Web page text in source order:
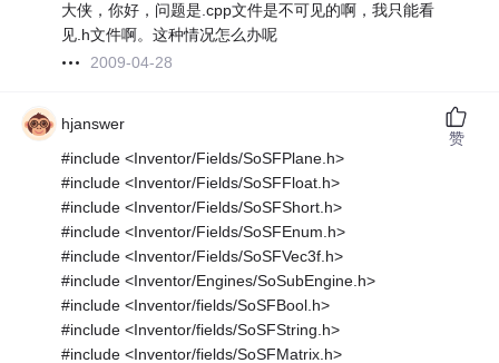
大侠，你好，问题是.cpp文件是不可见的啊，我只能看
见.h文件啊。这种情况怎么办呢
2009-04-28
hjanswer
#include <Inventor/Fields/SoSFPlane.h>
#include <Inventor/Fields/SoSFFloat.h>
#include <Inventor/Fields/SoSFShort.h>
#include <Inventor/Fields/SoSFEnum.h>
#include <Inventor/Fields/SoSFVec3f.h>
#include <Inventor/Engines/SoSubEngine.h>
#include <Inventor/fields/SoSFBool.h>
#include <Inventor/fields/SoSFString.h>
#include <Inventor/fields/SoSFMatrix.h>
赞